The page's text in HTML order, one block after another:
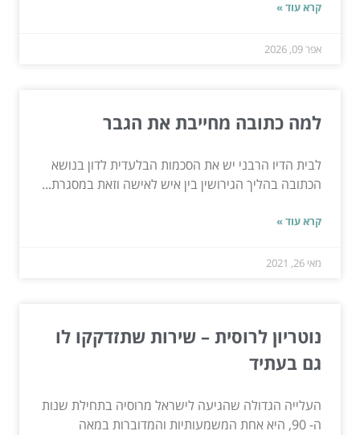
קרא עוד »
אפר 09, 2026
למה כתובה מחייבת את הגבר
לבית הדיו הרבני יש את הסכמות הבלעדית לדון בנושא
הכתובה בהליך הגירושין בין איש לאישה וזאת במסגרת...
קרא עוד »
מאי 26, 2021
נוטריון לרוסית – שירות שתזדקקו לו
גם בעתיד
העלייה הגדולה שהגיעה לישראל מרוסיה בתחילת שנות
ה- 90, היא אחת המשמעותיות והמדוברות במאה